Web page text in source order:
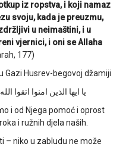
iz ropstva, i koji namaz
svoju, kada je preuzmu,
u neimaštini, i u
vjernici, i oni se Allaha
177)
Gazi Husrev-begovoj džamiji
يا ايها الذين امنوا اتقوا
i od Njega pomoć i oprost
i ružnih djela naših.
– niko u zabludu ne može